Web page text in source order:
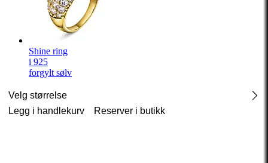
Shine ring
i 925
forgylt sølv
Velg størrelse
Legg i handlekurv
Reserver i butikk